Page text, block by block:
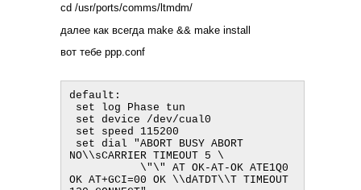
cd /usr/ports/comms/ltmdm/
далее как всегда make && make install
вот тебе ppp.conf
default:
NO\\sCARRIER TIMEOUT 5 \
OK AT+GCI=00 OK \\dATDT\\T TIMEOUT